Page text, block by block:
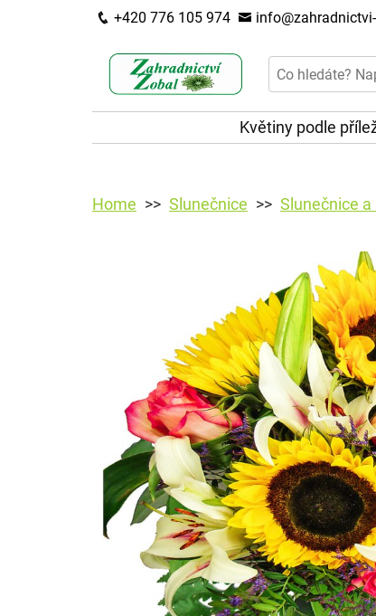
+420 776 105 974
Květiny podle
Home Slunečnice Slunečnice a